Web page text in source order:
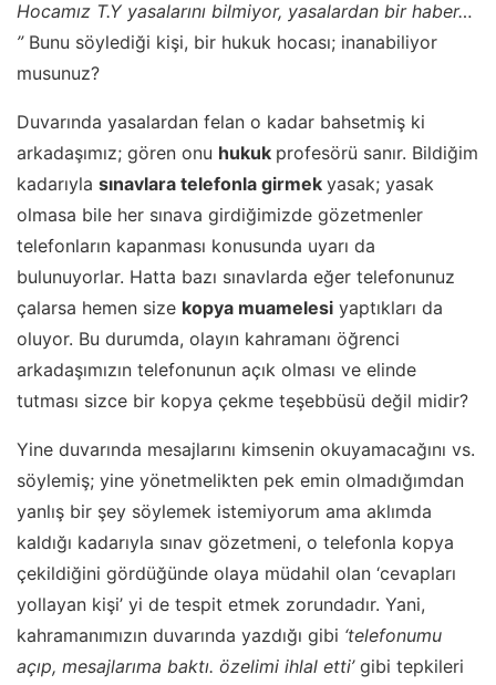
Hocamız T.Y yasalarını bilmiyor, yasalardan bir haber…
” Bunu söylediği kişi, bir hukuk hocası; inanabiliyor
musunuz?
Duvarında yasalardan felan o kadar bahsetmiş ki
arkadaşımız; gören onu hukuk profesörü sanır. Bildiğim
kadarıyla sınavlara telefonla girmek yasak; yasak
olmasa bile her sınava girdiğimizde gözetmenler
telefonların kapanması konusunda uyarı da
bulunuyorlar. Hatta bazı sınavlarda eğer telefonunuz
çalarsa hemen size kopya muamelesi yaptıkları da
oluyor. Bu durumda, olayın kahramanı öğrenci
arkadaşımızın telefonunun açık olması ve elinde
tutması sizce bir kopya çekme teşebbüsü değil midir?
Yine duvarında mesajlarını kimsenin okuyamacağını vs.
söylemiş; yine yönetmelikten pek emin olmadığımdan
yanlış bir şey söylemek istemiyorum ama aklımda
kaldığı kadarıyla sınav gözetmeni, o telefonla kopya
çekildiğini gördüğünde olaya müdahil olan ‘cevapları
yollayan kişi’ yi de tespit etmek zorundadır. Yani,
kahramanımızın duvarında yazdığı gibi ‘telefonumu
açıp, mesajlarıma baktı. özelimi ihlal etti’gibi tepkileri